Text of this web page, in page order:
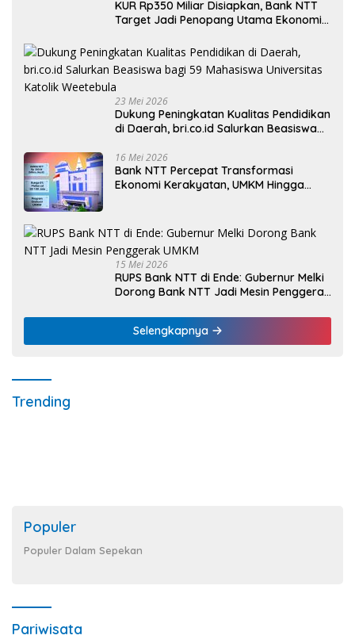
KUR Rp350 Miliar Disiapkan, Bank NTT
Target Jadi Penopang Utama Ekonomi
23 Mei 2026
Dukung Peningkatan Kualitas Pendidikan
di Daerah, bri.co.id Salurkan Beasiswa
Weetebula
16 Mei 2026
Bank NTT Percepat Transformasi
Ekonomi Kerakyatan, UMKM Hingga
15 Mei 2026
RUPS Bank NTT di Ende: Gubernur Melki
Dorong Bank NTT Jadi Mesin Penggerak
Selengkapnya
Trending
Populer
Populer Dalam Sepekan
Pariwisata